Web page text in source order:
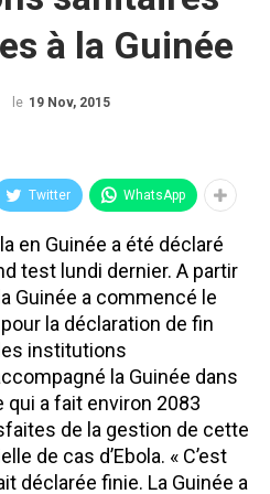
à la Guinée
le 19 Nov, 2015
Twitter WhatsApp
en Guinée a été déclaré
test lundi dernier. A partir
Guinée a commencé le
la déclaration de fin
institutions
la Guinée dans
qui a fait environ 2083
de la gestion de cette
de cas d’Ebola. « C’est
déclarée finie. La Guinée a